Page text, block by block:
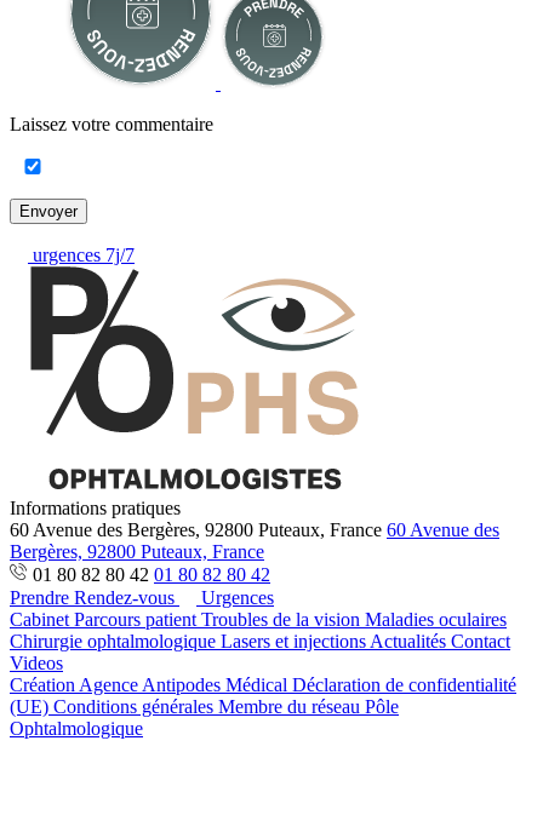
Laissez votre commentaire
Envoyer
urgences 7j/7
Informations pratiques
60 Avenue des Bergères, 92800 Puteaux, France 60 Avenue des
Bergères, 92800 Puteaux, France
01 80 82 80 42 01 80 82 80 42
Prendre Rendez-vous
Urgences
Cabinet Parcours patient Troubles de la vision Maladies oculaires
Chirurgie ophtalmologique Lasers et injections Actualités Contact
Videos
Création Agence Antipodes Médical Déclaration de confidentialité
(UE) Conditions générales Membre du réseau Pôle
Ophtalmologique